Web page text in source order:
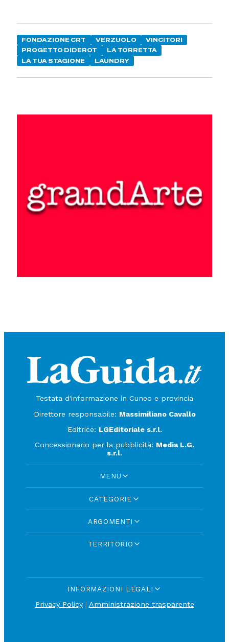
FONDAZIONE CRT VERZUOLO
VINCITORI
PROGETTO DIDEROT
LA TORRETTA
LA TUA STAGIONE
LAUNDRY
Testata d'informazione in Cuneo e provincia
Direttore responsabile: Massimiliano Cavallo
Editrice: LGEditoriale s.r.l.
Concessionario per la pubblicità: Media L.G.
s.r.l.
MENU
CATEGORIE
ARGOMENTI
TERRITORIO
INFORMAZIONI LEGALI
Privacy Policy| Amministrazione trasparente